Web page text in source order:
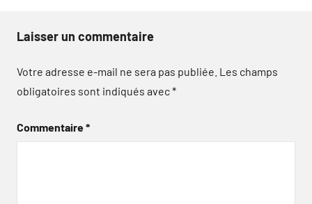
Laisser un commentaire
Votre adresse e-mail ne sera pas publiée. Les champs
obligatoires sont indiqués avec*
Commentaire*